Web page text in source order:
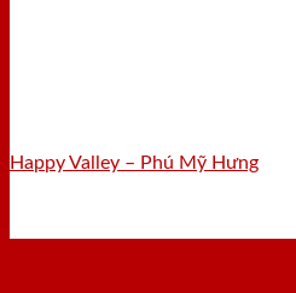
Happy Valley – Phú Mỹ Hưng